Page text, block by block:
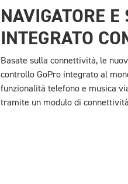
NAVIGATORE E
INTEGRATO
Basate sulla connettività, le
controllo GoPro integrato al
funzionalità telefono e musica
tramite un modulo di